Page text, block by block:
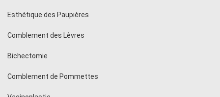
Esthétique des Paupières
Comblement des Lèvres
Bichectomie
Comblement de Pommettes